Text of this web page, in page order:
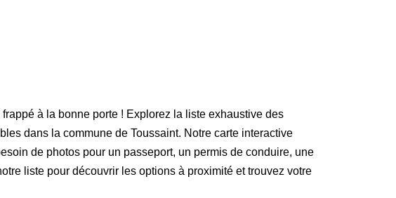
à la bonne porte ! Explorez la liste exhaustive des
dans la commune de Toussaint. Notre carte interactive
de photos pour un passeport, un permis de conduire, une
liste pour découvrir les options à proximité et trouvez votre